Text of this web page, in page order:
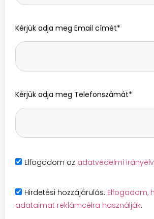
Kérjük adja meg Email címét*
Kérjük adja meg Telefonszámát*
Elfogadom az adatvédelmi
Hirdetési hozzájárulás. Elfogadom,
adataimat reklámcélra használják.